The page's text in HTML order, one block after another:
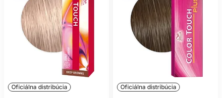
Oficiálna distribúcia Oficiálna distribúcia